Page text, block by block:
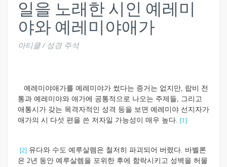
일을 노래한 시인 예레미
야와 예레미야애가
아티클 / 성경 주석
예레미야애가를 예레미야가 썼다는 증거는 없지만, 랍비 전
통과 예레미야와 애가에 공통적으로 나오는 주제들, 그리고
애통시가 갖는 목격자적인 성격 등을 보면 예레미야 선지자가
애가의 시 다섯 편을 쓴 저자일 가능성이 매우 높다. [1]
[2] 유다와 수도 예루살렘은 철저히 파괴되어 버렸다. 바벨론
은 2년 동안 예루살렘을 포위한 후에 함락시키고 성벽을 허물